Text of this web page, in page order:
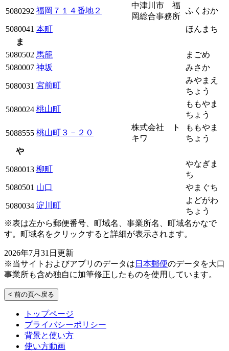
5080292 福岡７１４番地２
中津川市 福
岡総合事務所
ふくおか
5080041 本町
ほんまち
ま
5080502 馬籠
まごめ
5080007 神坂 みさか
5080031 宮前町
みやまえ
ちょう
5080024 桃山町
ももやま
ちょう
5088555 桃山町３－２０
株式会社 ト
キワ
ももやま
ちょう
や
5080013 柳町
やなぎま
ち
5080501 山口 やまぐち
5080034 淀川町
よどがわ
ちょう
※表は左から郵便番号、町域名、事業所名、町域名かなで
す。町域名をクリックすると詳細が表示されます。
2026年7月31日更新
※当サイトおよびアプリのデータは 日本郵便のデータを大口
事業所も含め独自に加筆修正したものを使用しています。
< 前の頁へ戻る
トップページ
プライバシーポリシー
背景と使い方
使い方動画